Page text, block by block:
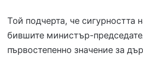
Той подчерта, че сигурността
бившите министър-
първостепенно значение за